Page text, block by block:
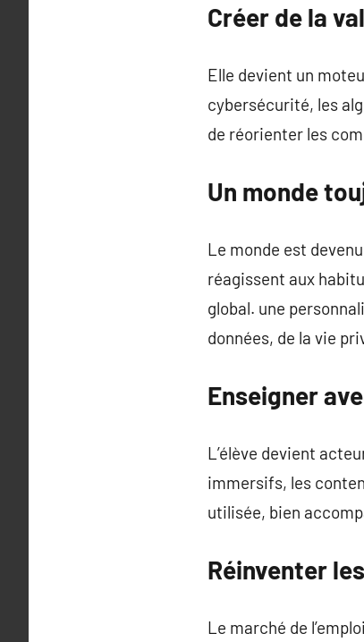
Créer de la
Elle devient un
cybersécurité, les
de réorienter les
Un monde
Le monde est
réagissent aux
global. une
données, de la vie
Enseigner
L’élève devient
immersifs, les
utilisée, bien
Réinventer
Le marché de